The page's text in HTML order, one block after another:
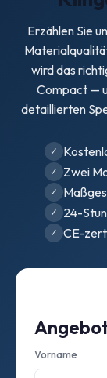
Erzählen Sie
wird das
Compact —
detaillierten
Zwei
24-
CE-
Vorname